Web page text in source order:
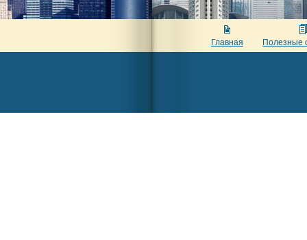
Главная Полезные